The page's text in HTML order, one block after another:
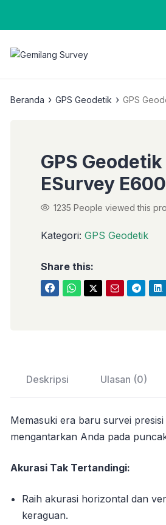
Beranda › GPS Geodetik › GPS
GPS Geodetik
ESurvey E600
1235 People viewed this
Kategori: GPS Geodetik
Share this:
Deskripsi Ulasan (0)
Memasuki era baru survei presisi
mengantarkan Anda pada
Akurasi Tak Tertandingi:
Raih akurasi horizontal dan
keraguan.